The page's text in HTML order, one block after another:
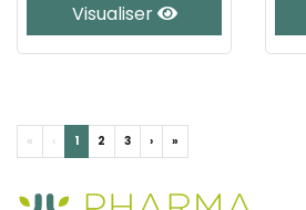
Visualiser
« ‹ 1 2 3 › »